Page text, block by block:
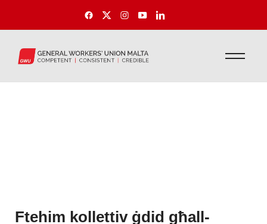
Ftehim kollettiv ġdid għall-